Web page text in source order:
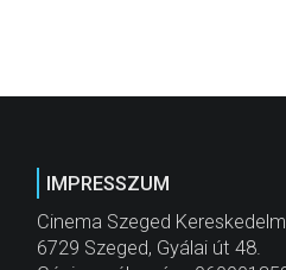
IMPRESSZUM
Cinema Szeged
6729 Szeged, Gyálai út 48.